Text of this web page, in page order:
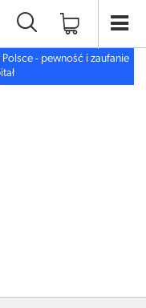
Polsce - pewność i zaufanie